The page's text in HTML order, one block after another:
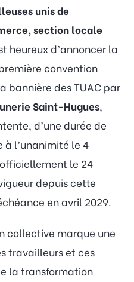
unis de
section locale
heureux d’annoncer la
convention
bannière des TUAC par
Saint-Hugues,
d’une durée de
l’unanimité le 4
le 24
depuis cette
en avril 2029.
collective marque une
travailleurs et ces
la transformation